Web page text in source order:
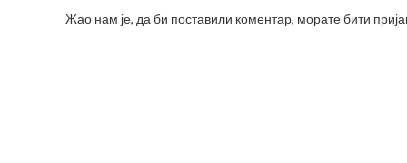
Жао нам је, да би поставили коментар, моратебити